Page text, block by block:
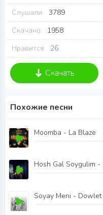
Слушали: 3789
Скачано:
1958
Нравится:
26
Скачать
Похожие песни
Moomba - La Blaze
Hosh Gal Soygulim -
Soyay Meni -